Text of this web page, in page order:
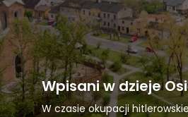
Wpisani w dzieje
W czasie okupacji